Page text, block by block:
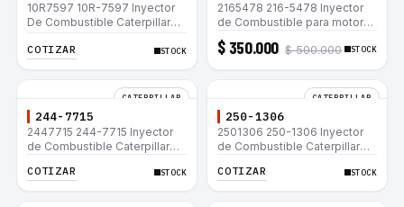
10R7597 10R-7597 Inyector
De Combustible Caterpillar®
320C 320C L
COTIZAR STOCK
2165478 216-5478 Inyector
de Combustible para motor
Caterpillar 3044C
minicargador 236B 246B
$ 350.000 $ 500.000 STOCK
CATERPILLAR
244-7715
2447715 244-7715 Inyector
de Combustible Caterpillar®
980H
COTIZAR STOCK
CATERPILLAR
250-1306
2501306 250-1306 Inyector
de Combustible Caterpillar®
3516C 854G 992G
COTIZAR STOCK